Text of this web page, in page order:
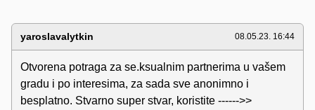
yaroslavalytkin 08.05.23. 16:44
Otvorena potraga za se.ksualnim partnerima u vašem
gradu i po interesima, za sada sve anonimno i
besplatno. Stvarno super stvar, koristite ------>>